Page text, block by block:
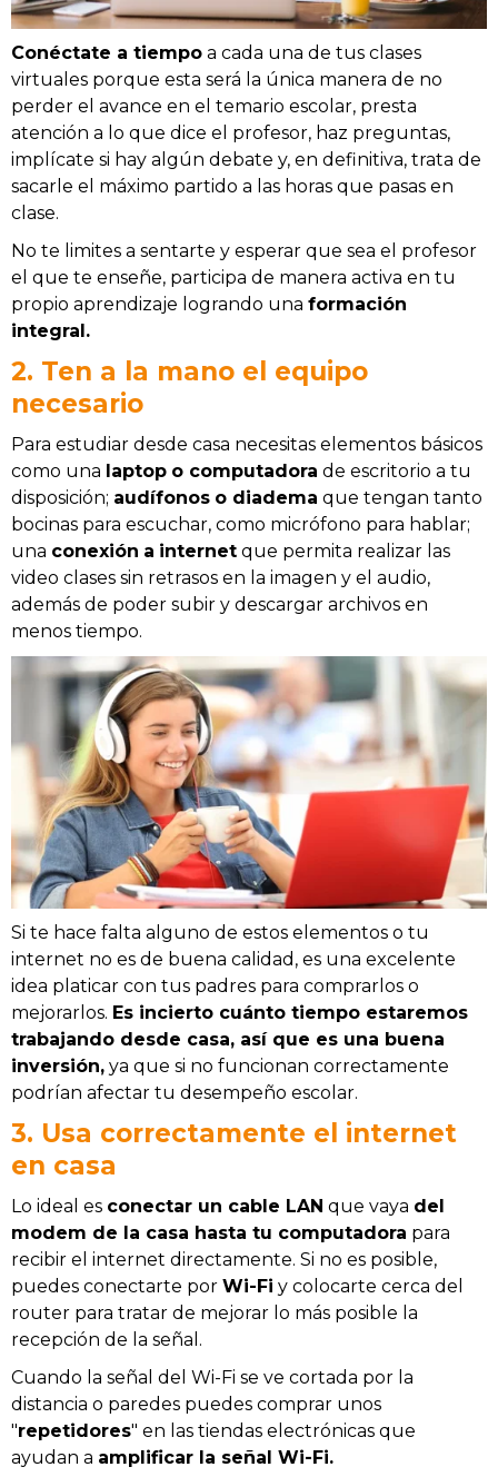
Conéctate a tiempo a cada una de tus clases
virtuales porque esta será la única manera de no
perder el avance en el temario escolar, presta
atención a lo que dice el profesor, haz preguntas,
implícate si hay algún debate y, en definitiva, trata de
sacarle el máximo partido a las horas que pasas en
clase.
No te limites a sentarte y esperar que sea el profesor
el que te enseñe, participa de manera activa en tu
propio aprendizaje logrando una formación
integral.
2. Ten a la mano el equipo
necesario
Para estudiar desde casa necesitas elementos básicos
como una laptop o computadora de escritorio a tu
disposición; audífonos o diadema que tengan tanto
bocinas para escuchar, como micrófono para hablar;
una conexión a internet que permita realizar las
video clases sin retrasos en la imagen y el audio,
además de poder subir y descargar archivos en
menos tiempo.
Si te hace falta alguno de estos elementos o tu
internet no es de buena calidad, es una excelente
idea platicar con tus padres para comprarlos o
mejorarlos. Es incierto cuánto tiempo estaremos
trabajando desde casa, así que es una buena
inversión, ya que si no funcionan correctamente
podrían afectar tu desempeño escolar.
3. Usa correctamente el internet
en casa
Lo ideal es conectar un cable LAN que vaya del
modem de la casa hasta tu computadora para
recibir el internet directamente. Si no es posible,
puedes conectarte por Wi-Fi y colocarte cerca del
router para tratar de mejorar lo más posible la
recepción de la señal.
Cuando la señal del Wi-Fi se ve cortada por la
distancia o paredes puedes comprar unos
"repetidores" en las tiendas electrónicas que
ayudan a amplificar la señal Wi-Fi.